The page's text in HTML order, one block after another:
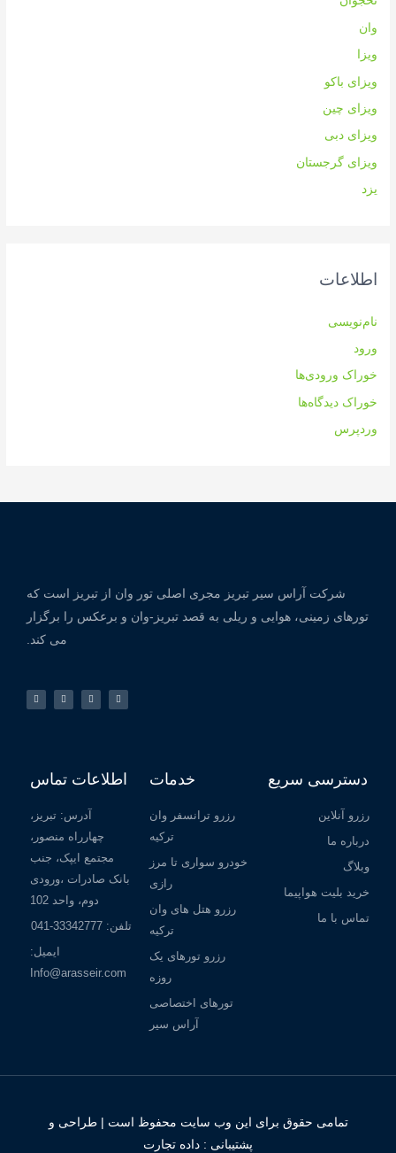
وان
ویزا
ویزای باکو
ویزای چین
ویزای دبی
ویزای گرجستان
یزد
اطلاعات
نام‌نویسی
ورود
خوراک ورودی‌ها
خوراک دیدگاه‌ها
وردپرس
شرکت آراس سیر تبریز مجری اصلی تور وان از تبریز است که
تورهای زمینی، هوایی و ریلی به قصد تبریز-وان و برعکس را برگزار
می کند.
دسترسی سریع
رزرو آنلاین
درباره ما
وبلاگ
خرید بلیت هواپیما
تماس با ما
خدمات
رزرو ترانسفر وان
ترکیه
خودرو سواری تا مرز
رازی
رزرو هتل های وان
ترکیه
رزرو تورهای یک
روزه
تورهای اختصاصی
آراس سیر
اطلاعات تماس
آدرس: تبریز،
چهارراه منصور،
مجتمع ایپک، جنب
بانک صادرات ،ورودی
دوم، واحد 102
تلفن: 33342777-041
ایمیل:
Info@arasseir.com
تمامی حقوق برای این وب سایت محفوظ است | طراحی و
پشتیبانی : داده تجارت